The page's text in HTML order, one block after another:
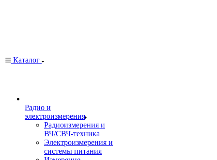
Каталог
Радио и
электроизмерения
Радиоизмерения и
ВЧ/СВЧ-техника
Электроизмерения и
системы питания